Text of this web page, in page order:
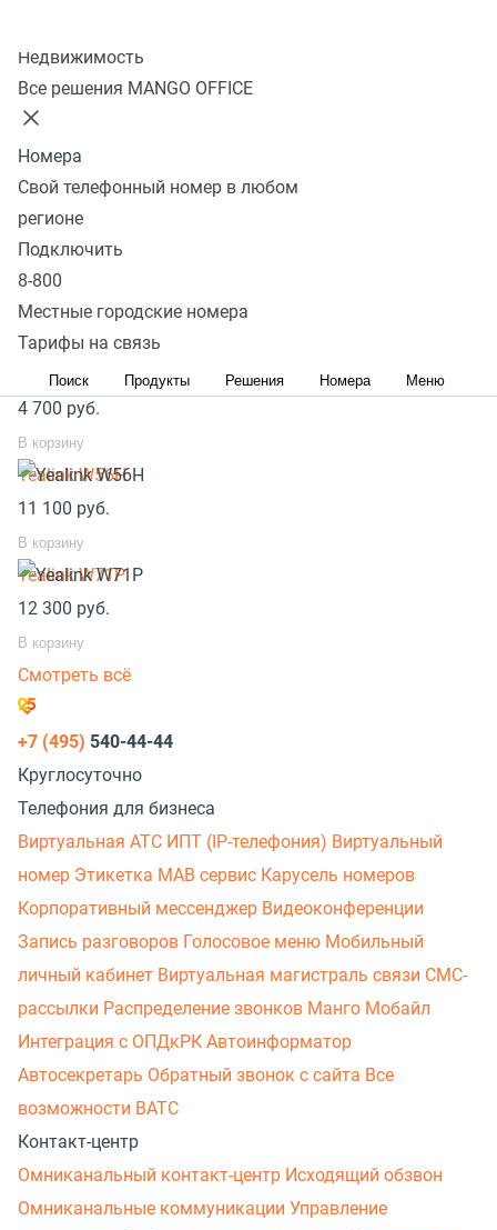
Недвижимость
Все решения MANGO OFFICE
Номера
Свой телефонный номер в любом
регионе
Подключить
8-800
Местные городские номера
Тарифы на связь
Поиск Продукты Решения Номера Меню
SIP телефоны стационарные
Yealink SIP-T33G
В корзину
Yealink SIP-T31
4 700руб.
В корзину
Grandstream GXP1620
4 700 руб.
В корзину
Yealink W56H
11 100 руб.
В корзину
Yealink W71P
12 300 руб.
В корзину
Смотреть всё
+7 (495) 540-44-44
Круглосуточно
Телефония для бизнеса
Виртуальная АТС ИПТ (IP-телефония) Виртуальный
номер Этикетка МАВ сервис Карусель номеров
Корпоративный мессенджер Видеоконференции
Запись разговоров Голосовое меню Мобильный
личный кабинет Виртуальная магистраль связи СМС-
рассылки Распределение звонков Манго Мобайл
Интеграция с ОПДкРК Автоинформатор
Автосекретарь Обратный звонок с сайта Все
возможности ВАТС
Контакт-центр
Омниканальный контакт-центр Исходящий обзвон
Омниканальные коммуникации Управление